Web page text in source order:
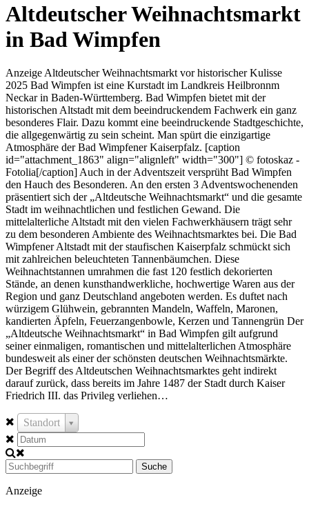
Altdeutscher Weihnachtsmarkt
in Bad Wimpfen
Anzeige Altdeutscher Weihnachtsmarkt vor historischer Kulisse
2025 Bad Wimpfen ist eine Kurstadt im Landkreis Heilbronnm
Neckar in Baden-Württemberg. Bad Wimpfen bietet mit der
historischen Altstadt mit dem beeindruckendem Fachwerk ein ganz
besonderes Flair. Dazu kommt eine beeindruckende Stadtgeschichte,
die allgegenwärtig zu sein scheint. Man spürt die einzigartige
Atmosphäre der Bad Wimpfener Kaiserpfalz. [caption
id="attachment_1863" align="alignleft" width="300"] © fotoskaz -
Fotolia[/caption] Auch in der Adventszeit versprüht Bad Wimpfen
den Hauch des Besonderen. An den ersten 3 Adventswochenenden
präsentiert sich der „Altdeutsche Weihnachtsmarkt“ und die gesamte
Stadt im weihnachtlichen und festlichen Gewand. Die
mittelalterliche Altstadt mit den vielen Fachwerkhäusern trägt sehr
zu dem besonderen Ambiente des Weihnachtsmarktes bei. Die Bad
Wimpfener Altstadt mit der staufischen Kaiserpfalz schmückt sich
mit zahlreichen beleuchteten Tannenbäumchen. Diese
Weihnachtstannen umrahmen die fast 120 festlich dekorierten
Stände, an denen kunsthandwerkliche, hochwertige Waren aus der
Region und ganz Deutschland angeboten werden. Es duftet nach
würzigem Glühwein, gebrannten Mandeln, Waffeln, Maronen,
kandierten Äpfeln, Feuerzangenbowle, Kerzen und Tannengrün Der
„Altdeutsche Weihnachtsmarkt“ in Bad Wimpfen gilt aufgrund
seiner einmaligen, romantischen und mittelalterlichen Atmosphäre
bundesweit als einer der schönsten deutschen Weihnachtsmärkte.
Der Begriff des Altdeutschen Weihnachtsmarktes geht indirekt
darauf zurück, dass bereits im Jahre 1487 der Stadt durch Kaiser
Friedrich III. das Privileg verliehen…
Standort
Suche
Anzeige